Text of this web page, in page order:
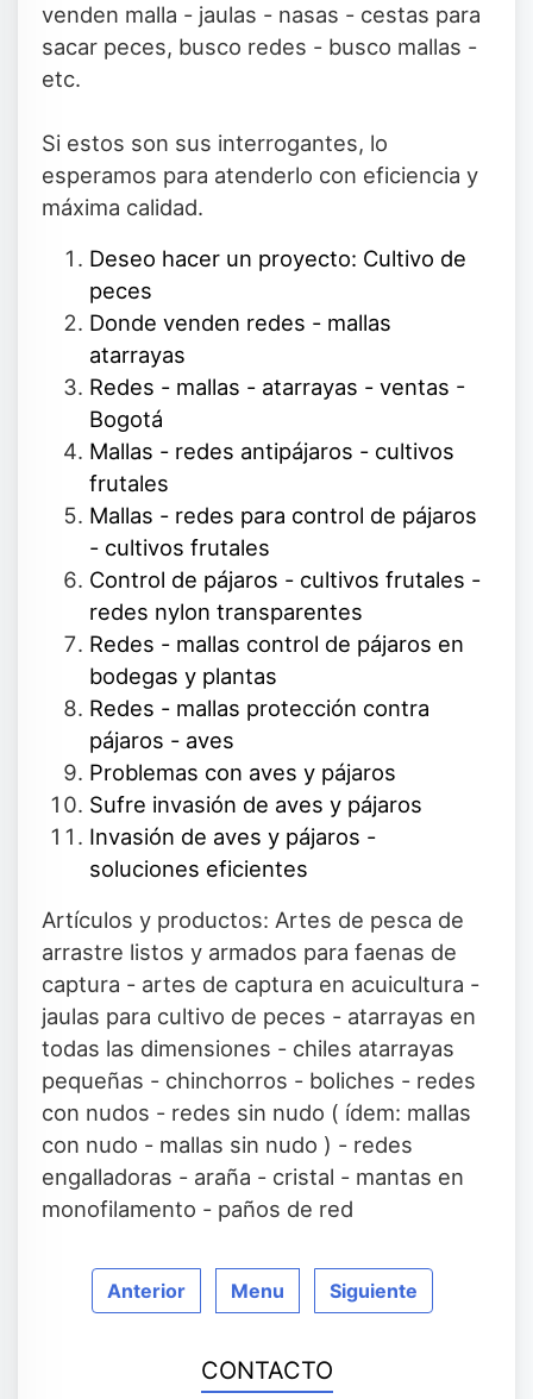
venden malla - jaulas - nasas - cestas para
sacar peces, busco redes - busco mallas -
etc.
Si estos son sus interrogantes, lo
esperamos para atenderlo con eficiencia y
máxima calidad.
Deseo hacer un proyecto: Cultivo de
peces
Donde venden redes - mallas
atarrayas
Redes - mallas - atarrayas - ventas -
Bogotá
Mallas - redes antipájaros - cultivos
frutales
Mallas - redes para control de pájaros
- cultivos frutales
Control de pájaros - cultivos frutales -
redes nylon transparentes
Redes - mallas control de pájaros en
bodegas y plantas
Redes - mallas protección contra
pájaros - aves
Problemas con aves y pájaros
Sufre invasión de aves y pájaros
Invasión de aves y pájaros -
soluciones eficientes
Artículos y productos: Artes de pesca de
arrastre listos y armados para faenas de
captura - artes de captura en acuicultura -
jaulas para cultivo de peces - atarrayas en
todas las dimensiones - chiles atarrayas
pequeñas - chinchorros - boliches - redes
con nudos - redes sin nudo ( ídem: mallas
con nudo - mallas sin nudo ) - redes
engalladoras - araña - cristal - mantas en
monofilamento - paños de red
Anterior Menu Siguiente
CONTACTO